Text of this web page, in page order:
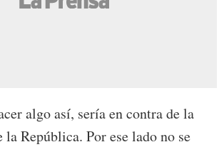
algo así, sería en contra de la
República. Por ese lado no se